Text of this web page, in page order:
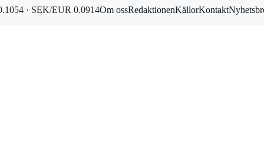
· SEK/EUR 0.0914Om ossRedaktionenKällorKontakt